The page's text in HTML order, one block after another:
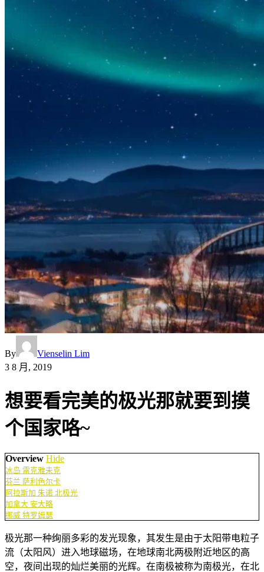
By
Vienselin Lim
3 8 月, 2019
想要看完美的极光那就要到摸
个国家咯~
Overview Hide
冰岛 雷克雅未克
芬兰 萨利色尔卡
阿拉斯加 朱诺 北极光
加拿大 安大略
挪威 特罗姆瑟
极光那一种绚丽多彩的发光现象，其发生是由于太阳带电粒子
流（太阳风）进入地球磁场，在地球南北两极附近地区的高
空，夜间出现的灿烂美丽的光辉。在南极被称为南极光，在北